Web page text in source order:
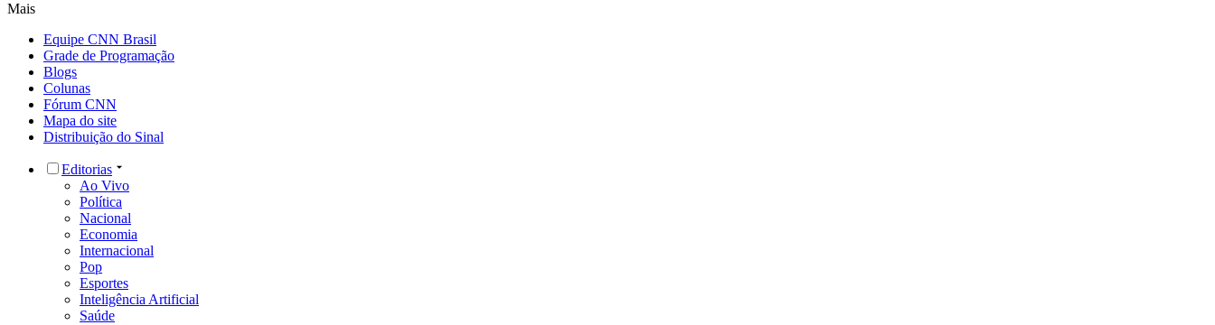
Mais
Equipe CNN Brasil
Grade de Programação
Blogs
Colunas
Fórum CNN
Mapa do site
Distribuição do Sinal
Editorias
Ao Vivo
Política
Nacional
Economia
Internacional
Pop
Esportes
Inteligência Artificial
Saúde